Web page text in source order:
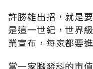
許勝雄出招，就是
是這一世紀，世界
業宣布，每家都要
當一家聯發科的市